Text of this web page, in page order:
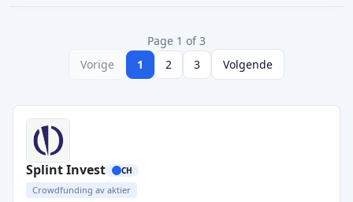
Page 1 of 3
Vorige
1 2 3 Volgende
Splint Invest CH
Crowdfunding av aktier